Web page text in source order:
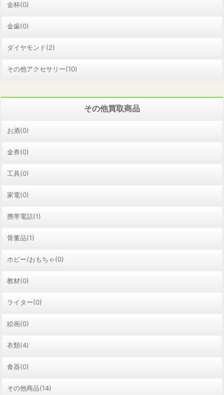
金杯(0)
金歯(0)
ダイヤモンド(2)
その他アクセサリー(10)
その他買取商品
お酒(0)
金券(0)
工具(0)
家電(0)
携帯電話(1)
骨董品(1)
ホビー/おもちゃ(0)
教材(0)
ライター(0)
絵画(0)
衣類(4)
食器(0)
その他商品(14)